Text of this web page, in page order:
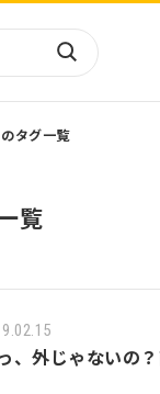
北
タグ一覧
覧
、外じゃないの